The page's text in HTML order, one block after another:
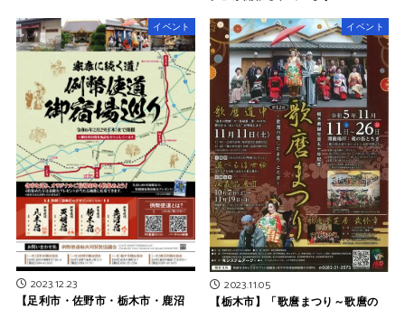
イベント
2023.12.23
【足利市・佐野市・栃木市・鹿沼
イベント
2023.11.05
【栃木市】「歌麿まつり～歌麿の